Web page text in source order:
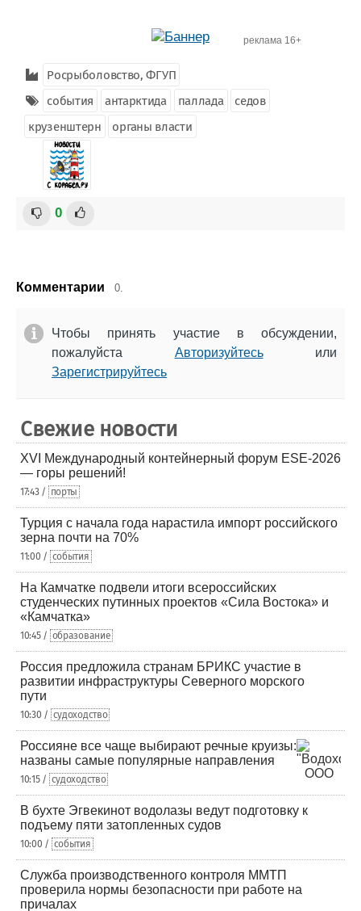
реклама 16+
Росрыболовство, ФГУП
события
антарктида паллада
седов
крузенштерн
органы власти
0
Комментарии 0.
Чтобы принять участие в обсуждении,
пожалуйста Авторизуйтесьили
Зарегистрируйтесь
Свежие новости
XVI Международный контейнерный форум ESE-2026
— горы решений!
17:43 / порты
Турция с начала года нарастила импорт российского
зерна почти на 70%
11:00 / события
На Камчатке подвели итоги всероссийских
студенческих путинных проектов «Сила Востока» и
«Камчатка»
10:45 / образование
Россия предложила странам БРИКС участие в
развитии инфраструктуры Северного морского
пути
10:30 / судоходство
Россияне все чаще выбирают речные круизы:
названы самые популярные направления
10:15 / судоходство
В бухте Эгвекинот водолазы ведут подготовку к
подъему пяти затопленных судов
10:00 / события
Служба производственного контроля ММТП
проверила нормы безопасности при работе на
причалах